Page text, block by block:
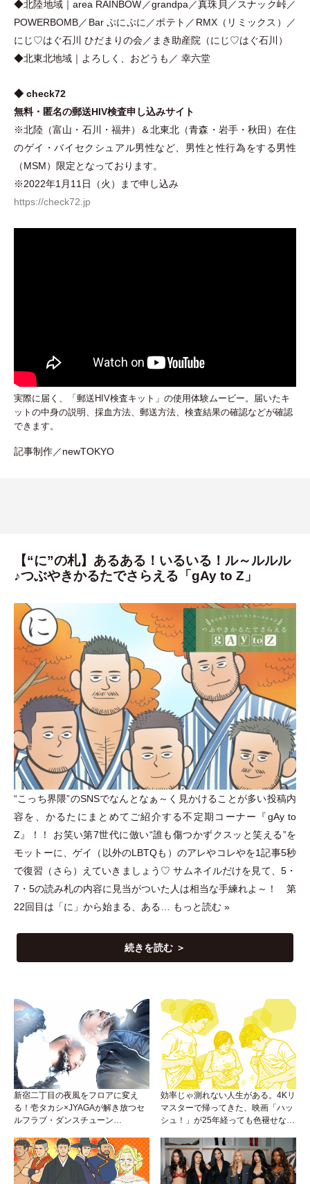
◆北陸地域｜area RAINBOW／grandpa／真珠貝／スナック峠／
POWERBOMB／Bar ぷにぷに／ポテト／RMX（ リミックス ）
／
にじ♡はぐ石川 ひだまりの会／まき助産院 （にじ♡はぐ石川 ）
◆北東北地域｜よろしく、おどうも／ 幸六堂
◆ check72
無料・ 匿名の郵送HIV検査申し込みサイト
※北陸 （富山 ・ 石川 ・ 福井） ＆北東北 （青森 ・ 岩手・ 秋田 ）在住
のゲイ ・バイセクシュアル男性など、男性と性行為をする男性
（MSM）
限定となっております。
※2022年1月11日
（火 ）
まで申し込み
https://check72.jp
実際に届く、「郵送HIV検査キット」の使用体験ムービー。届いたキ
ットの中身の説明、採血方法、郵送方法、検査結果の確認などが確認
できます。
記事制作／newTOKYO
【“に”の札】あるある！いるいる！ル～ルルル
♪つぶやきかるたでさらえる「gAy to Z」
“こっち界隈”のSNSでなんとなぁ～く見かけることが多い投稿内
容を、かるたにまとめてご紹介する不定期コーナー『gAy to
Z』！！ お笑い第7世代に倣い“誰も傷つかずクスッと笑える”を
モットーに、ゲイ
（ 以外のLBTQも ） のアレやコレやを1記事5秒
で復習 （ さら ） えていきましょう♡ サムネイルだけを見て、5・
7 ・ 5の読み札の内容に見当がついた人は相当な手練れよ～！ 第
22回目は 「に 」 から始まる、ある… もっと読む »
続きを読む ＞
新宿二丁目の夜風をフロアに変え
る！壱タカシ×JYAGAが解き放つセ
ルフラブ・ダンスチューン
効率じゃ測れない人生がある。4Kリ
マスターで帰ってきた、映画「ハッ
シュ！」が25年経っても色褪せない